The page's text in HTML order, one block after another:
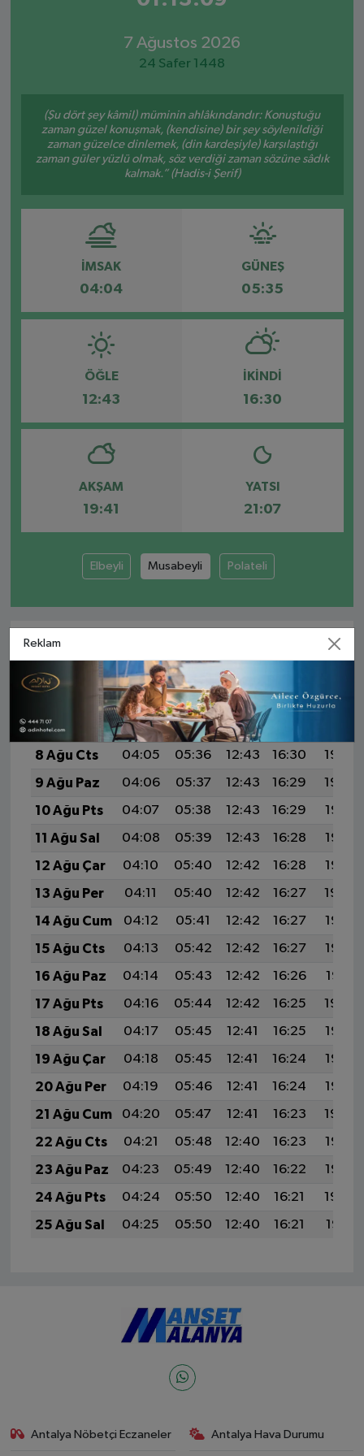
7 Ağustos 2026
24 Safer 1448
(Şu dört şey kâmil) müminin ahlâkındandır: Konuştuğu
zaman güzel konuşmak, (kendisine) bir şey söylenildiği
zaman güzelce dinlemek, (din kardeşiyle) karşılaştığı
zaman güler yüzlü olmak, söz verdiği zaman sözüne sâdık
kalmak.” (Hadis-i Şerif)
İMSAK
04:04
GÜNEŞ
05:35
ÖĞLE
12:43
İKINDI
16:30
AKŞAM
19:41
YATSI
21:07
Elbeyli Musabeyli Polateli
MUSABEYLI AYLIK NAMAZ VAKITLERI
İMSAK GÜNEŞ ÖĞLE İKINDI
7 Ağu Cum
04:04 05:35 12:43
8 Ağu Cts
04:05 05:36 12:43 16:30
19:40
9 Ağu Paz
04:06 05:37 12:43 16:29
19:39
10 Ağu Pts
04:07 05:38 12:43 16:29
19:38
11 Ağu Sal
04:08 05:39 12:43 16:28
19:37
12 Ağu Çar
04:10 05:40 12:42 16:28
19:35
13 Ağu Per
04:11 05:40 12:42 16:27
19:34
14 Ağu Cum
04:12 05:41 12:42 16:27
19:33
15 Ağu Cts
04:13 05:42 12:42 16:27
19:32
16 Ağu Paz
04:14 05:43 12:42 16:26
19:31
17 Ağu Pts
04:16 05:44 12:42 16:25
19:29
18 Ağu Sal
04:17 05:45 12:41 16:25
19:28
19 Ağu Çar
04:18 05:45 12:41 16:24
19:27
20 Ağu Per
04:19 05:46 12:41 16:24
19:26
21 Ağu Cum
04:20 05:47 12:41 16:23
19:24
22 Ağu Cts
04:21 05:48 12:40 16:23
19:23
23 Ağu Paz
04:23 05:49 12:40 16:22
19:22
24 Ağu Pts
04:24 05:50 12:40 16:21
19:20
25 Ağu Sal
04:25 05:50 12:40 16:21 19:19
Antalya Nöbetçi Eczaneler Antalya Hava Durumu
Reklam